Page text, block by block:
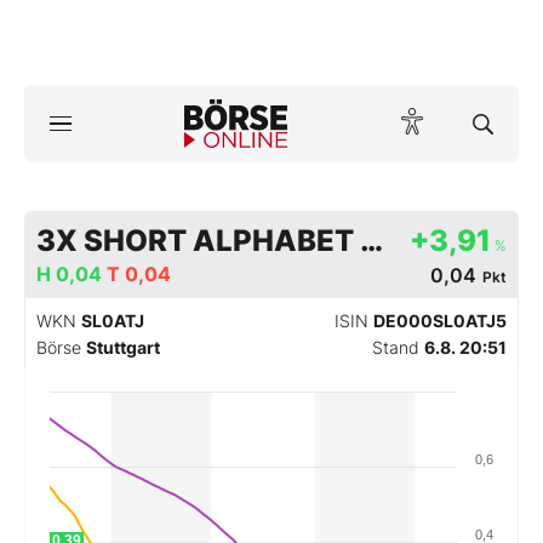
ktuelle Ausgabe BÖRSE ONLINE lesen
News
Anlageprodukte
Finanz-Check
BO-Musterdepots
Experten
3X SHORT ALPHABET TR USD +3,91 %
0,04 Pkt
H 0,04 T 0,04
WKN SL0ATJ ISIN DE000SL0ATJ5
Börse Stuttgart Stand 6.8. 20:51
0,4
0,6